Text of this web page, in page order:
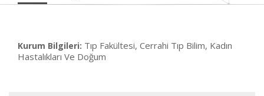
Kurum Bilgileri: Tıp Fakültesi, Cerrahi Tıp Bilim, Kadın
Hastalıkları Ve Doğum